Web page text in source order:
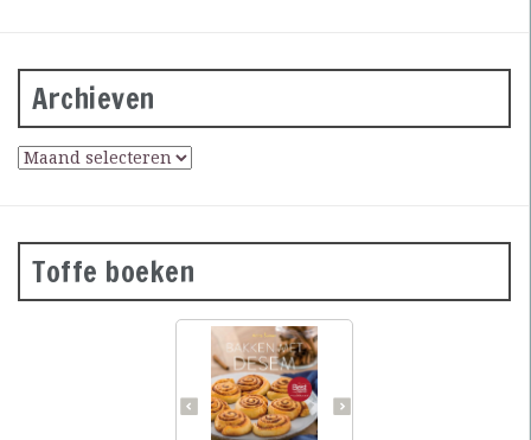
Archieven
Toffe boeken
Desembrood is
voedzaam, licht
verteerbaar, goed voor de
darmflora én superlekker.
In haar tweede prachtig
geïllustreerde bakboek
verklapt de Sloveense